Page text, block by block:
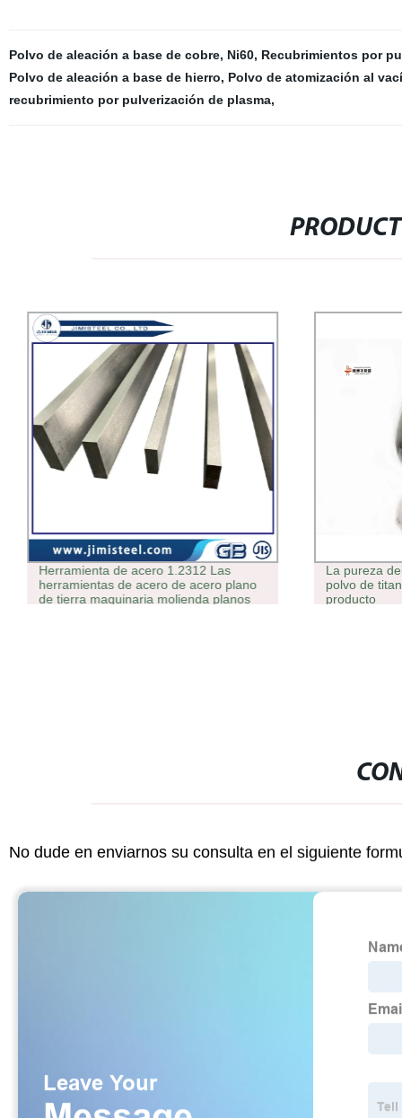
Polvo de aleación a base de cobre, Ni60, Recubrimientos por
Polvo de aleación a base de hierro, Polvo de atomización al
recubrimiento por pulverización de plasma,
Herramienta de acero 1.2312 Las
herramientas de acero de acero plano
de tierra maquinaria molienda planos
La pureza
polvo de
producto
No dude en enviarnos su consulta en el siguiente